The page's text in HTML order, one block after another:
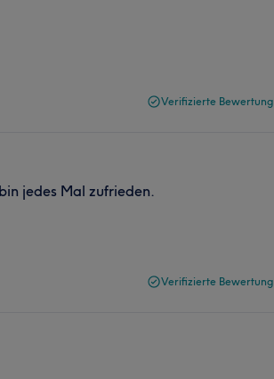
Verifizierte Bewertung
jedes Mal zufrieden.
Verifizierte Bewertung